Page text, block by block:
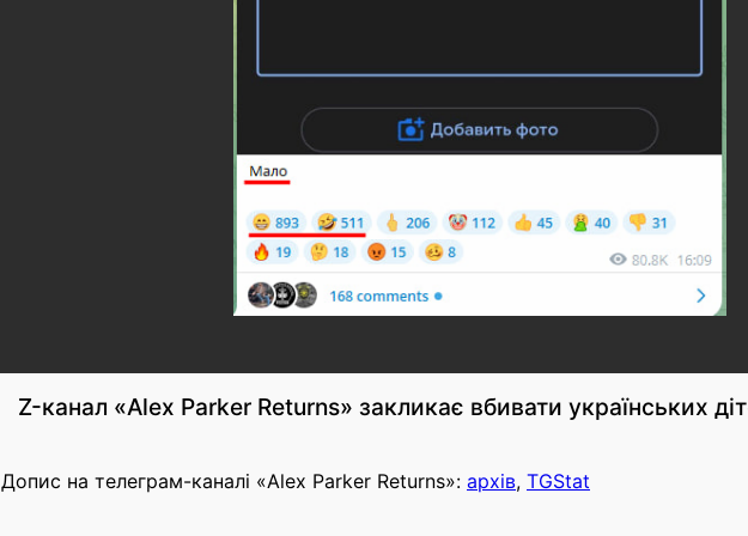
Z-канал «Alex Parker Returns» закликає вбивати українських
Допис на телеграм-каналі «Alex Parker Returns»: архів, TGStat